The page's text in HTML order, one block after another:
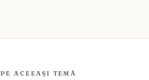
PE ACEEAȘI TEMĂ